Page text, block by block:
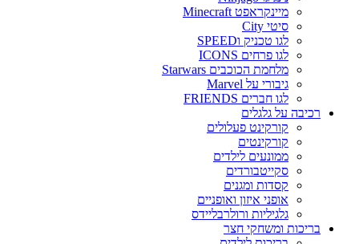
מיינקראפט Minecraft
סיטי City
לגו טכניק וSPEED
לגו פרחים ICONS
מלחמת הכוכבים Starwars
גיבורי על Marvel
לגו חברים FRIENDS
רכיבה על גלגלים
קורקינט פעלולים
קורקינטים
ממונעים לילדים
סקייטבורדים
קסדות ומגנים
אופני איזון ואופניים
גלגיליות ורולרבליידס
בריכות ומשחקי חצר